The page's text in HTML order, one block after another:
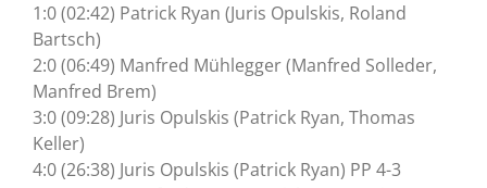
1:0 (02:42) Patrick Ryan (Juris Opulskis, Roland
Bartsch)
2:0 (06:49) Manfred Mühlegger (Manfred Solleder,
Manfred Brem)
3:0 (09:28) Juris Opulskis (Patrick Ryan, Thomas
Keller)
4:0 (26:38) Juris Opulskis (Patrick Ryan) PP 4-3